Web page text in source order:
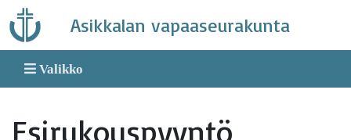
Skip
to
content
Asikkalan vapaaseurakunta
Valikko
Esirukouspyyntö